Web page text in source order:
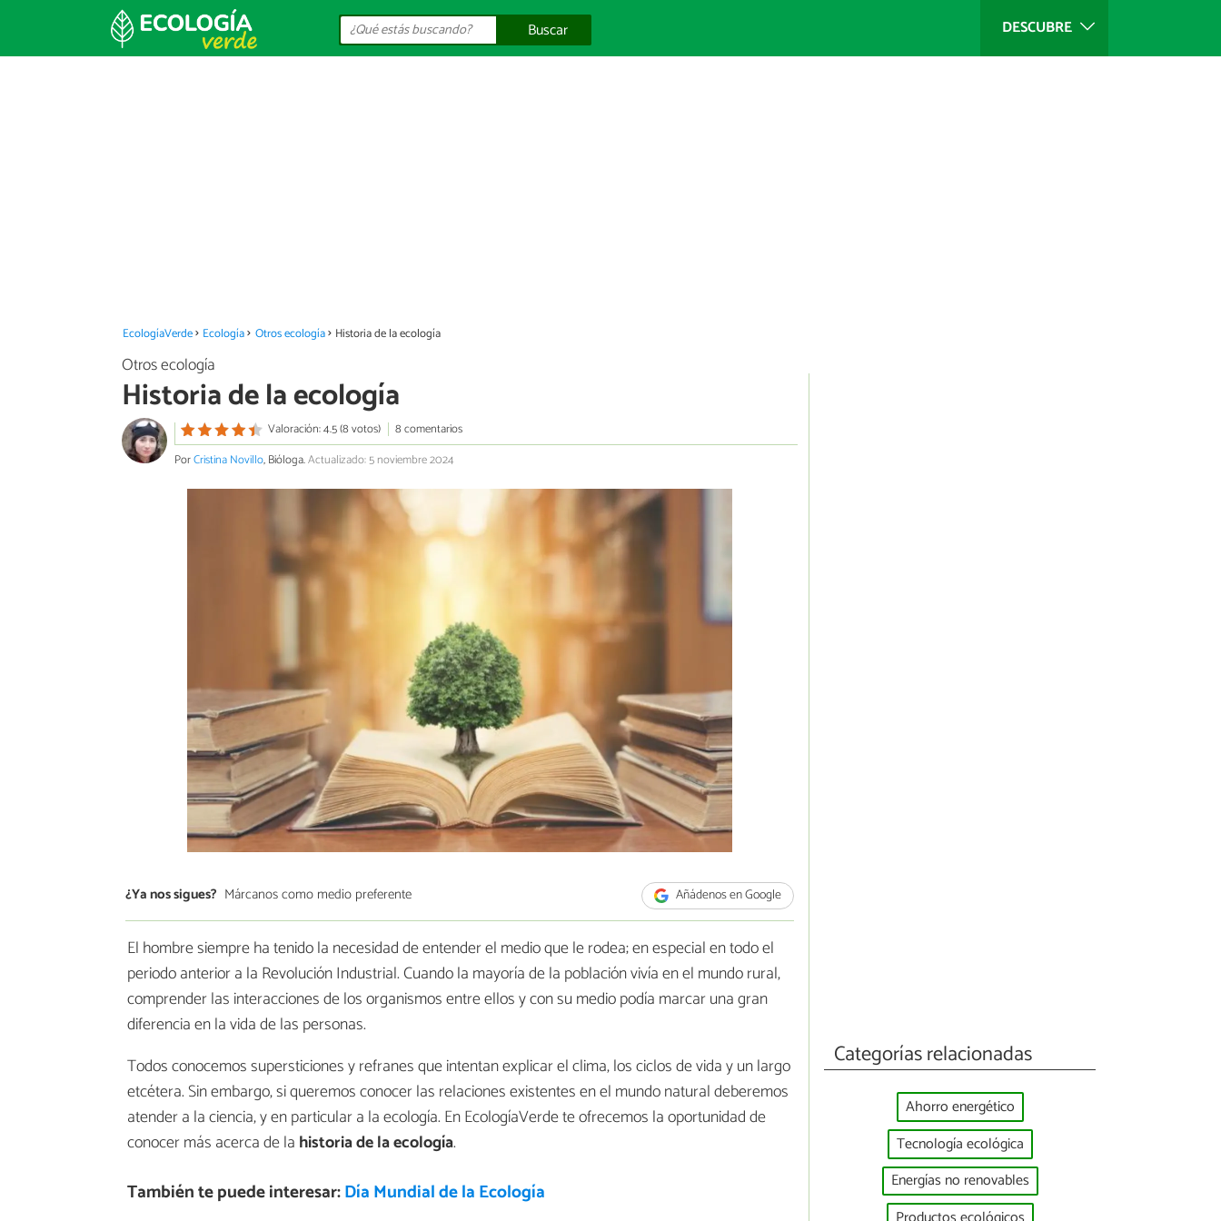
DESCUBRE
Buscar
EcologíaVerde Ecología Otros ecología Historia de la ecología
Otros ecología
Historia de la ecología
Valoración: 4.5 (8 votos)
8 comentarios
PorCristina Novillo, Bióloga.Actualizado: 5 noviembre 2024
¿Ya nos sigues? Márcanos como medio preferente Añádenos en Google
El hombre siempre ha tenido la necesidad de entender el medio que le rodea; en especial en todo el
periodo anterior a la Revolución Industrial. Cuando la mayoría de la población vivía en el mundo rural,
comprender las interacciones de los organismos entre ellos y con su medio podía marcar una gran
diferencia en la vida de las personas.
Todos conocemos supersticiones y refranes que intentan explicar el clima, los ciclos de vida y un largo
etcétera. Sin embargo, si queremos conocer las relaciones existentes en el mundo natural deberemos
atender a la ciencia, y en particular a la ecología. En EcologíaVerde te ofrecemos la oportunidad de
conocer más acerca de la historia de la ecología.
También te puede interesar:Día Mundial de la Ecología
Categorías relacionadas
Ahorro energético
Tecnología ecológica
Energías no renovables